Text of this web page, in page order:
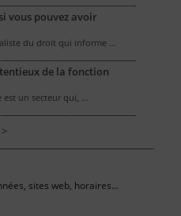
vous pouvez avoir
du droit qui informe …
de la fonction
un secteur qui, …
sites web, horaires...